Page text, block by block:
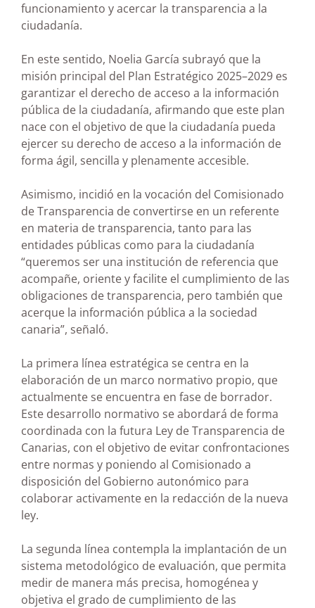
funcionamiento y acercar la transparencia a la
ciudadanía.
En este sentido, Noelia García subrayó que la
misión principal del Plan Estratégico 2025–2029 es
garantizar el derecho de acceso a la información
pública de la ciudadanía, afirmando que este plan
nace con el objetivo de que la ciudadanía pueda
ejercer su derecho de acceso a la información de
forma ágil, sencilla y plenamente accesible.
Asimismo, incidió en la vocación del Comisionado
de Transparencia de convertirse en un referente
en materia de transparencia, tanto para las
entidades públicas como para la ciudadanía
“queremos ser una institución de referencia que
acompañe, oriente y facilite el cumplimiento de las
obligaciones de transparencia, pero también que
acerque la información pública a la sociedad
canaria”, señaló.
La primera línea estratégica se centra en la
elaboración de un marco normativo propio, que
actualmente se encuentra en fase de borrador.
Este desarrollo normativo se abordará de forma
coordinada con la futura Ley de Transparencia de
Canarias, con el objetivo de evitar confrontaciones
entre normas y poniendo al Comisionado a
disposición del Gobierno autonómico para
colaborar activamente en la redacción de la nueva
ley.
La segunda línea contempla la implantación de un
sistema metodológico de evaluación, que permita
medir de manera más precisa, homogénea y
objetiva el grado de cumplimiento de las